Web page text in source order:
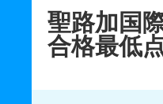
聖路加国
合格最低